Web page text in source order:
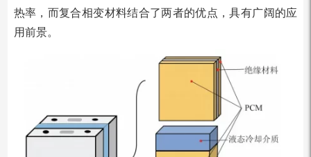
热率，而复合相变材料结合了两者的优点，具有广阔的应
用前景。